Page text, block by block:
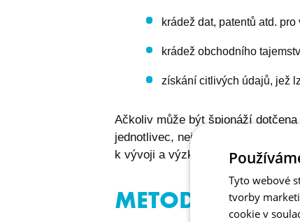
krádež dat, patentů atd.
krádež obchodního
získání citlivých údajů, jež
Ačkoliv může být špionáží
jednotlivec, nejčastěji se
k vývoji a výzkumu.
METODY
Tyto webové
tvorby
cookie v